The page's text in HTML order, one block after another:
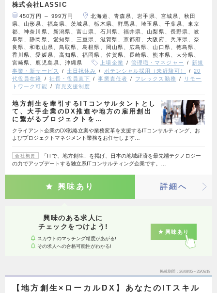
株式会社LASSIC
450万円 ～ 999万円
北海道、青森県、岩手県、宮城県、秋田
県、山形県、福島県、茨城県、栃木県、群馬県、埼玉県、千葉県、東京
都、神奈川県、新潟県、富山県、石川県、福井県、山梨県、長野県、岐
阜県、静岡県、愛知県、三重県、滋賀県、京都府、大阪府、兵庫県、奈
良県、和歌山県、鳥取県、島根県、岡山県、広島県、山口県、徳島県、
香川県、愛媛県、高知県、福岡県、佐賀県、長崎県、熊本県、大分県、
宮崎県、鹿児島県、沖縄県
上場企業 管理職・マネジャー
新規
事業・新サービス
土日祝休み ポテンシャル採用（未経験可）
20
代役員在籍
社長・役員直下 事業責任者 フレックス勤務
リモー
トワーク可能
育児支援制度
地方創生を牽引するITコンサルタントとし
て、大手企業のDX推進や地方の雇用創出
に繋がるプロジェクトを…
クライアント企業のDX戦略立案や業務変革を支援するITコンサルティング、お
よびプロジェクトマネジメント業務をお任せします…
会社概要
「ITで、地方創生」を掲げ、日本の地域経済を最先端テクノロジー
の力でアップデートする独立系ITコンサルティング企業です。…
興味あり 詳細へ
興味のある求人に
チェックをつけよう!
スカウトのマッチング精度があがる!
その求人への合格可能性がわかる!
興味あり
掲載期間 26/08/05～26/08/18
【地方創生×ローカルDX】あなたのITスキル